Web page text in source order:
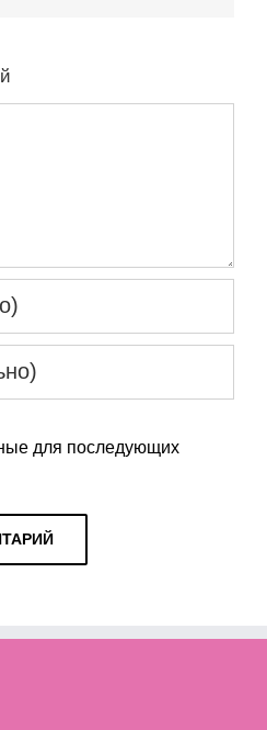
для последующих